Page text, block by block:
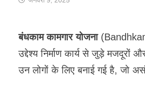
बंधकाम कामगार योजना
उद्देश्य निर्माण कार्य से जुड़े मजदूरों
उन लोगों के लिए बनाई गई है, जो